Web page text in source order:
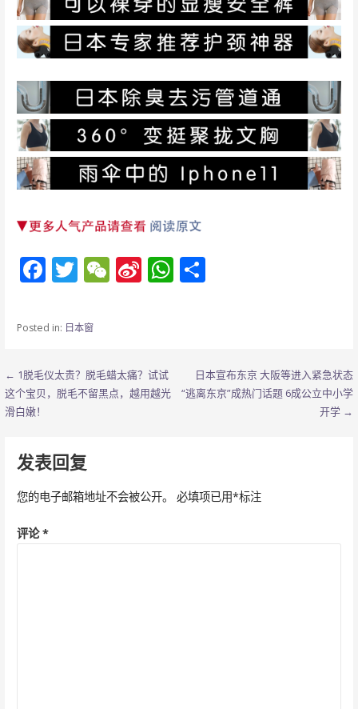
F
ac
e
o
o
T
w
itt
W
e
at
Si
n
ei
b
W
h
p
分
Posted in: 日本窗
文
章
航
← 1脱毛仪太贵？脱毛蜡太痛？试试
这个宝贝，脱毛不留黑点，越用越光
滑白嫩！
日本宣布东京 大阪等进入紧急状态
“逃离东京”成热门话题 6成公立中小学
开学 →
发表回复
您的电子邮箱地址不会被公开。 必填项已用*标注
评论*